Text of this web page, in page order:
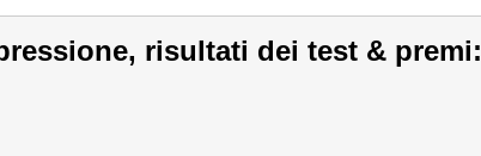
risultati dei test & premi: